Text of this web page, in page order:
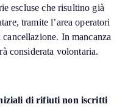
escluse che risultino già
tramite l’area operatori
In mancanza
considerata volontaria.
di rifiuti non iscritti